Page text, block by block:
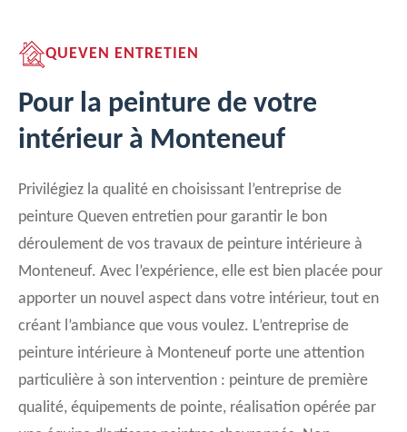
QUEVEN ENTRETIEN
Pour la peinture de votre
intérieur à Monteneuf
Privilégiez la qualité en choisissant l’entreprise de
peinture Queven entretien pour garantir le bon
déroulement de vos travaux de peinture intérieure à
Monteneuf. Avec l’expérience, elle est bien placée pour
apporter un nouvel aspect dans votre intérieur, tout en
créant l’ambiance que vous voulez. L’entreprise de
peinture intérieure à Monteneuf porte une attention
particulière à son intervention : peinture de première
qualité, équipements de pointe, réalisation opérée par